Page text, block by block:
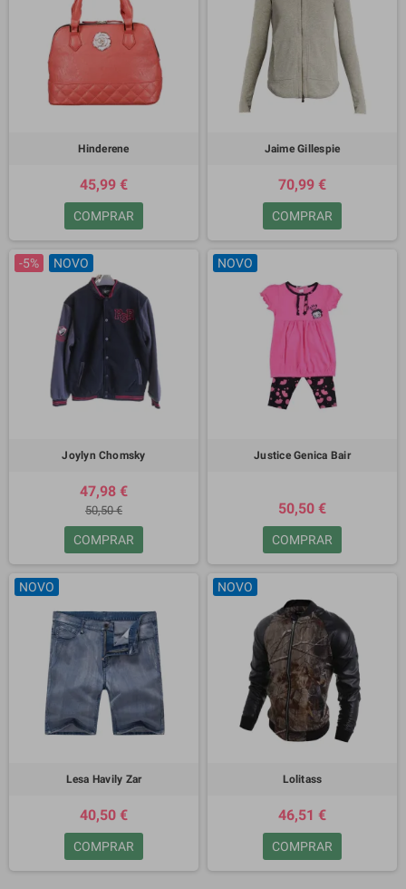
Hinderene
45,99 €
COMPRAR
Jaime Gillespie
70,99 €
COMPRAR
-5% NOVO
Joylyn Chomsky
47,98 €
50,50 €
COMPRAR
NOVO
Justice Genica Bair
50,50 €
COMPRAR
NOVO
Lesa Havily Zar
40,50 €
COMPRAR
NOVO
Lolitass
46,51 €
COMPRAR